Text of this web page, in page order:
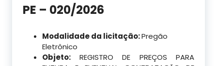
PE – 020/2026
Modalidade da licitação:Pregão
Eletrônico
Objeto: REGISTRO DE PREÇOS PARA